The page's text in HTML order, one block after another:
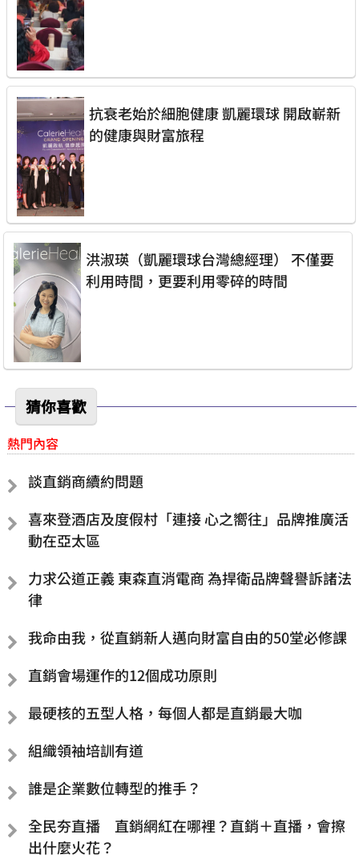
抗衰老始於細胞健康 凱麗環球 開啟嶄新
的健康與財富旅程
洪淑瑛（凱麗環球台灣總經理） 不僅要
利用時間，更要利用零碎的時間
猜你喜歡
熱門內容
談直銷商續約問題
喜來登酒店及度假村「連接 心之嚮往」品牌推廣活
動在亞太區
力求公道正義 東森直消電商 為捍衛品牌聲譽訴諸法
律
我命由我，從直銷新人邁向財富自由的50堂必修課
直銷會場運作的12個成功原則
最硬核的五型人格，每個人都是直銷最大咖
組織領袖培訓有道
誰是企業數位轉型的推手？
全民夯直播 直銷網紅在哪裡？直銷＋直播，會擦
出什麼火花？